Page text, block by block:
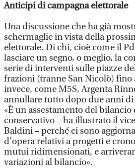
Anticipi di campagna elettorale
Una discussione che ha già
schermaglie in vista della
elettorale. Di chi, cioè come il
lasciare un segno, o meglio, la
serie di interventi sulle piazze
frazioni (tranne San Nicolò) fino
invece, come M5S, Argenta
annullare tutto dopo due anni
«È un assestamento del
conservativo – ha illustrato il
Baldini – perché ci sono
d’opera relativi a progetti e
mutui ridimensionati, e
variazioni al bilancio».